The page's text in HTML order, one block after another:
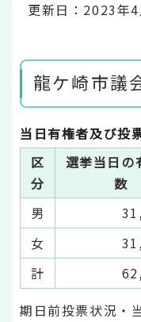
更新日：2023年
龍ケ崎市議
当日有権者及び投
区
分
選挙当日の
数
男
女
計
期日前投票状況・